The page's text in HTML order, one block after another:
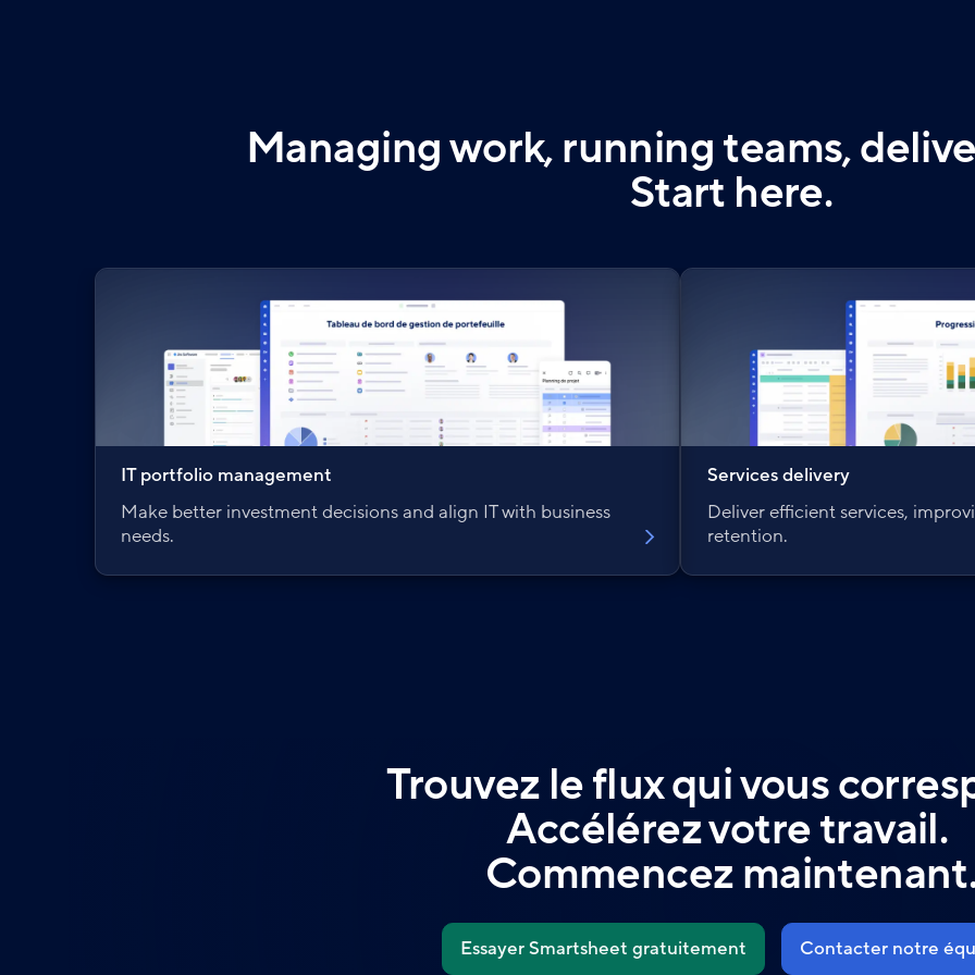
Managing work, running teams,
Start here.
IT portfolio management
Make better investment decisions and align IT with business
needs.
Services delivery
Deliver efficient services,
retention.
Trouvez le flux qui vous
Accélérez votre travail.
Commencez
Essayer Smartsheet gratuitement Contacter notre